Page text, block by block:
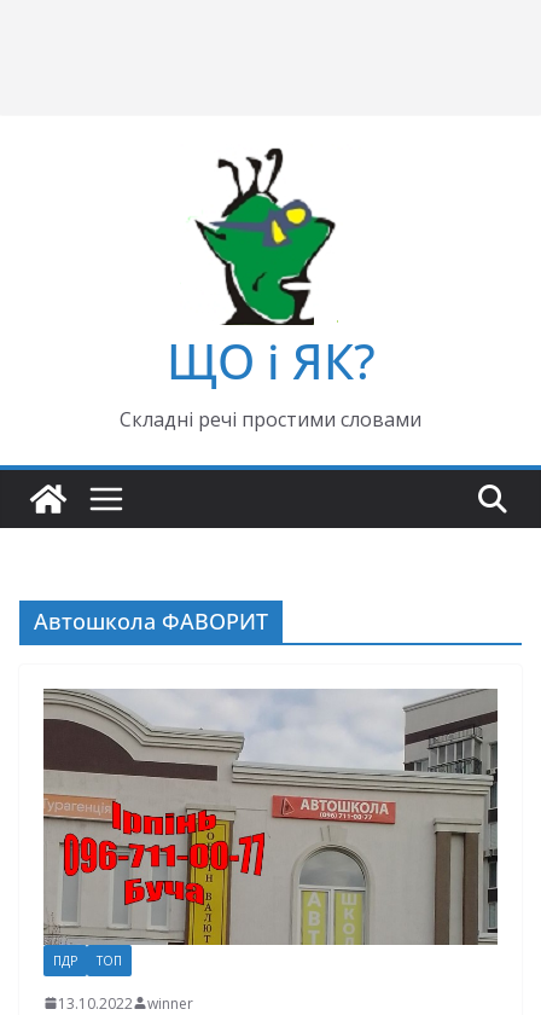
ЩО і ЯК?
Складні речі простими словами
Автошкола ФАВОРИТ
ПДР ТОП
13.10.2022 winner